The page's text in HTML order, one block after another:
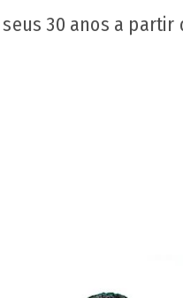
30 anos a